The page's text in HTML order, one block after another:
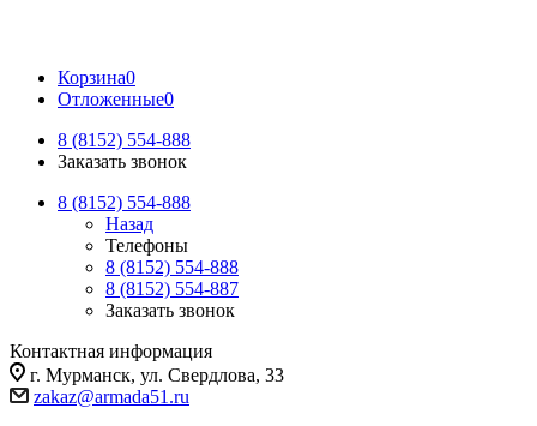
Корзина0
Отложенные0
8 (8152) 554-888
Заказать звонок
8 (8152) 554-888
Назад
Телефоны
8 (8152) 554-888
8 (8152) 554-887
Заказать звонок
Контактная информация
г. Мурманск, ул. Свердлова, 33
zakaz@armada51.ru